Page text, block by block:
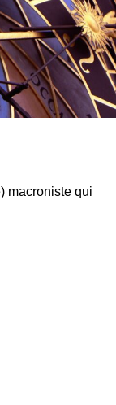
macroniste qui